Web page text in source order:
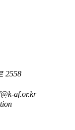
2558
af.or.kr